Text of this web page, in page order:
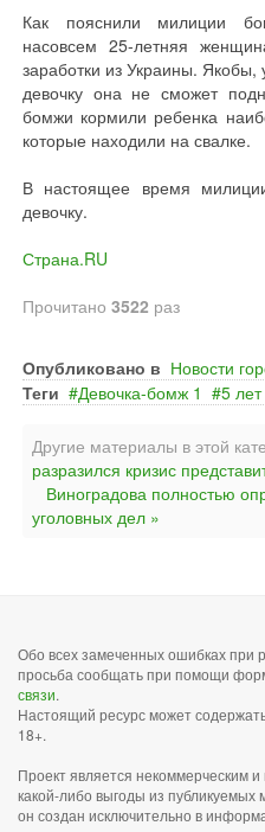
Как пояснили милиции
насовсем 25-летняя
заработки из Украины. Якобы,
девочку она не сможет
бомжи кормили ребенка
которые находили на свалке.
В настоящее время
девочку.
Страна.RU
Прочитано 3522 раз
Опубликовано в Новости
Теги
Девочка-бомж 1 5
Другие материалы в этой
разразился кризис
Виноградова полностью
уголовных дел »
Обо всех замеченных ошибках при
просьба сообщать при помощи
связи.
Настоящий ресурс может
18+.
Проект является некоммерческим
какой-либо выгоды из публикуемых
он создан исключительно в